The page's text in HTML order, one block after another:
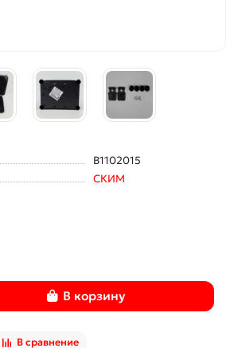
B1102015
СКИМ
В корзину
В сравнение